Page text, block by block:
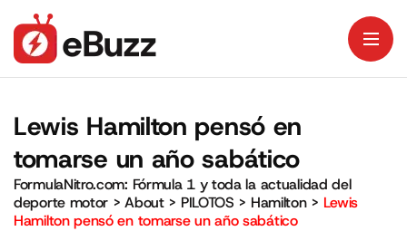
Lewis Hamilton pensó en
tomarse un año sabático
FormulaNitro.com: Fórmula 1 y toda la actualidad del
deporte motor >About> PILOTOS > Hamilton> Lewis
Hamilton pensó en tomarse un año sabático